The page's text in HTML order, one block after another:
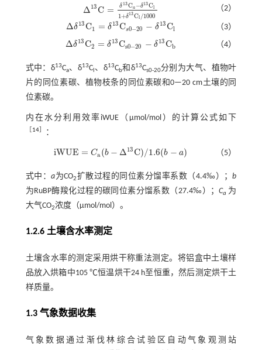
Δ13C = δ13Ca −δ13Cl
1+δ13Cl /1000
Δ13C= δ13 Ca-δ13Cl1+δ （2）
Δδ13C1 = δ13Cs0−20 − δ13Cl
Δδ13C1= δ13 Cs0-20-δ13 Cl （3）
Δδ13C2 = δ13Cs0−20 − δ13Cb
Δδ13C2= δ13 Cs0-20-δ13 Cb （4）
式中：δ13Ca、δ13Cl 、δ13Cb和δ13Cs0-20分别为大气、植物叶
片的同位素碳、植物枝条的同位素碳和0—20 cm土壤的同
位素碳。
内在水分利用效率iWUE（µmol/mol）的计算公式如下
14］ ：
iWUE = Ca (b − Δ13C)/1.6(b − a)
iWUE=C a(b-Δ13C )/1.6(b-a) （5）
式中：a为CO2扩散过程的同位素分馏率系数（4.4‰）；b
为RuBP酶羧化过程的碳同位素分馏系数（27.4‰）； Ca 为
大气CO2浓度（μmol/mol）。
1.2.6 土壤含水率测定
土壤含水率的测定采用烘干称重法测定。将铝盒中土壤样
品放入烘箱中105 ℃恒温烘干24 h至恒重，然后测定烘干土
样质量。
1.3 气象数据收集
气象数据通过渐伐林综合试验区自动气象观测站